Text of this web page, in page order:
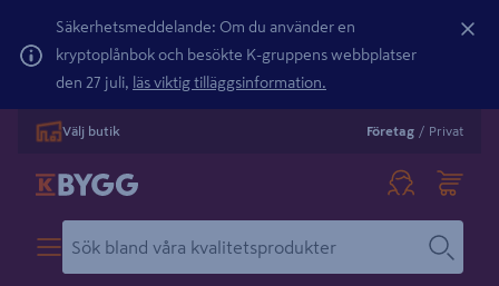
Säkerhetsmeddelande: Om du använder en
kryptoplånbok och besökte K-gruppens webbplatser
den 27 juli, läs viktig tilläggsinformation.
Välj butik Företag / Privat